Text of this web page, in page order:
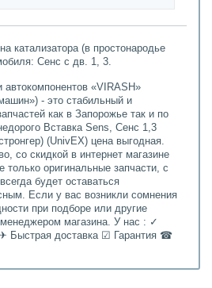
катализатора (в простонародье
Сенс с дв. 1, 3.
автокомпонентов «VIRASH»
- это стабильный и
как в Запорожье так и по
Вставка Sens, Сенс 1,3
(UnivEX) цена выгодная.
со скидкой в интернет магазине
только оригинальные запчасти, с
будет оставаться
Если у вас возникли сомнения
при подборе или другие
магазина. У нас : ✓
Быстрая доставка ☑ Гарантия ☎